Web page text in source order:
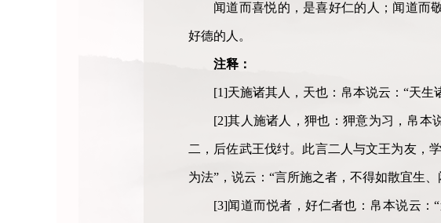
闻道而喜悦的，是喜好仁的人；闻道而
好德的人。
注释：
[1]天施诸其人，天也：帛本说云：“天生
[2]其人施诸人，狎也：狎意为习，帛本
二，后佐武王伐纣。此言二人与文王为友，
为法”，说云：“言所施之者，不得如散宜生
[3]闻道而悦者，好仁者也：帛本说云